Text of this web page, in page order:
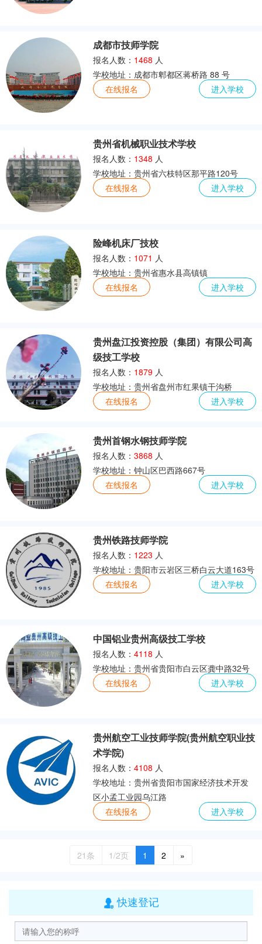
成都市技师学院
报名人数： 1468 人
学校地址：成都市郫都区蒋桥路 88 号
在线报名
进入学校
贵州省机械职业技术学校
报名人数： 1348 人
学校地址：贵州省六枝特区那平路120号
在线报名
进入学校
险峰机床厂技校
报名人数： 1071 人
学校地址：贵州省惠水县高镇镇
在线报名
进入学校
贵州盘江投资控股（集团）有限公司高
级技工学校
报名人数： 1879 人
学校地址：贵州省盘州市红果镇干沟桥
在线报名
进入学校
贵州首钢水钢技师学院
报名人数：3868 人
学校地址：钟山区巴西路667号
在线报名
进入学校
贵州铁路技师学院
报名人数： 1223 人
学校地址：贵阳市云岩区三桥白云大道163号
在线报名
进入学校
中国铝业贵州高级技工学校
报名人数：4118 人
学校地址：贵州省贵阳市白云区龚中路32号
在线报名
进入学校
贵州航空工业技师学院(贵州航空职业技
术学院)
报名人数：4108 人
学校地址：贵州省贵阳市国家经济技术开发
区小孟工业园乌江路
在线报名
进入学校
21条 1/2页 1 2 »
 快速登记